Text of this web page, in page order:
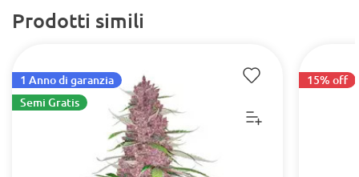
Prodotti simili
1 Anno di garanzia
Semi Gratis
15% off